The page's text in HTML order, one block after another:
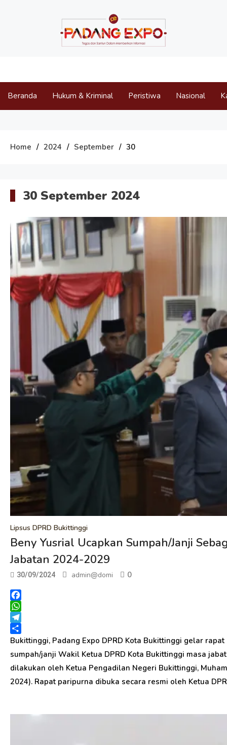
Padang Expo
Beranda Hukum & Kriminal Peristiwa Nasional
Home 2024 September 30
30 September 2024
Lipsus DPRD Bukittinggi
Beny Yusrial Ucapkan Sumpah/Janji
Jabatan 2024-2029
30/09/2024 admin@domi 0
Facebook
WhatsApp
Telegram
Share
Bukittinggi, Padang Expo DPRD Kota Bukittinggi gelar
sumpah/janji Wakil Ketua DPRD Kota Bukittinggi masa
dilakukan oleh Ketua Pengadilan Negeri Bukittinggi,
2024). Rapat paripurna dibuka secara resmi oleh Ketua